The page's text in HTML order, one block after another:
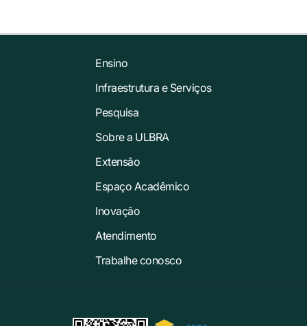
Ensino
Infraestrutura e Serviços
Pesquisa
Sobre a ULBRA
Extensão
Espaço Acadêmico
Inovação
Atendimento
Trabalhe conosco